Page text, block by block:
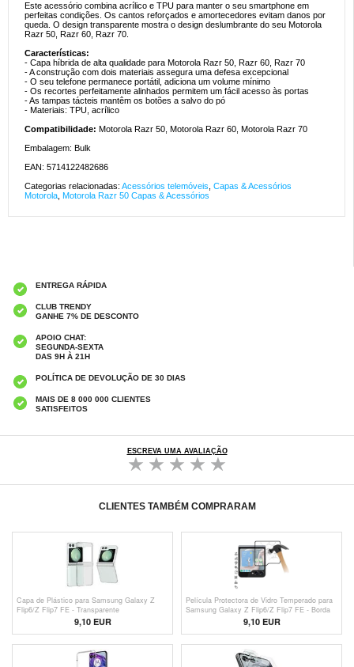
Este acessório combina acrílico e TPU para manter o seu smartphone em
perfeitas condições. Os cantos reforçados e amortecedores evitam danos por
queda. O design transparente mostra o design deslumbrante do seu Motorola
Razr 50, Razr 60, Razr 70.
Características:
- Capa híbrida de alta qualidade para Motorola Razr 50, Razr 60, Razr 70
- A construção com dois materiais assegura uma defesa excepcional
- O seu telefone permanece portátil, adiciona um volume mínimo
- Os recortes perfeitamente alinhados permitem um fácil acesso às portas
- As tampas tácteis mantêm os botões a salvo do pó
- Materiais: TPU, acrílico
Compatibilidade: Motorola Razr 50, Motorola Razr 60, Motorola Razr 70
Embalagem: Bulk
EAN: 5714122482686
Categorias relacionadas: Acessórios telemóveis Capas & Acessórios
Motorola Motorola Razr 50 Capas & Acessórios
ENTREGA RÁPIDA
CLUB TRENDY
GANHE 7% DE DESCONTO
APOIO CHAT:
SEGUNDA-SEXTA
DAS 9H À 21H
POLÍTICA DE DEVOLUÇÃO DE 30 DIAS
MAIS DE 8 000 000 CLIENTES
SATISFEITOS
ESCREVA UMA AVALIAÇÃO
CLIENTES TAMBÉM COMPRARAM
Capa de Plástico para Samsung Galaxy Z
Flip6/Z Flip7 FE - Transparente
9,10 EUR
Película Protectora de Vidro Temperado para
Samsung Galaxy Z Flip6/Z Flip7 FE - Borda
9,10 EUR